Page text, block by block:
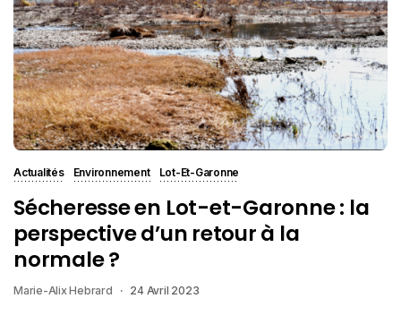
Actualités Environnement Lot-Et-Garonne
Sécheresse en Lot-et-Garonne : la
perspective d’un retour à la
normale ?
Marie-Alix Hebrard 24 Avril 2023